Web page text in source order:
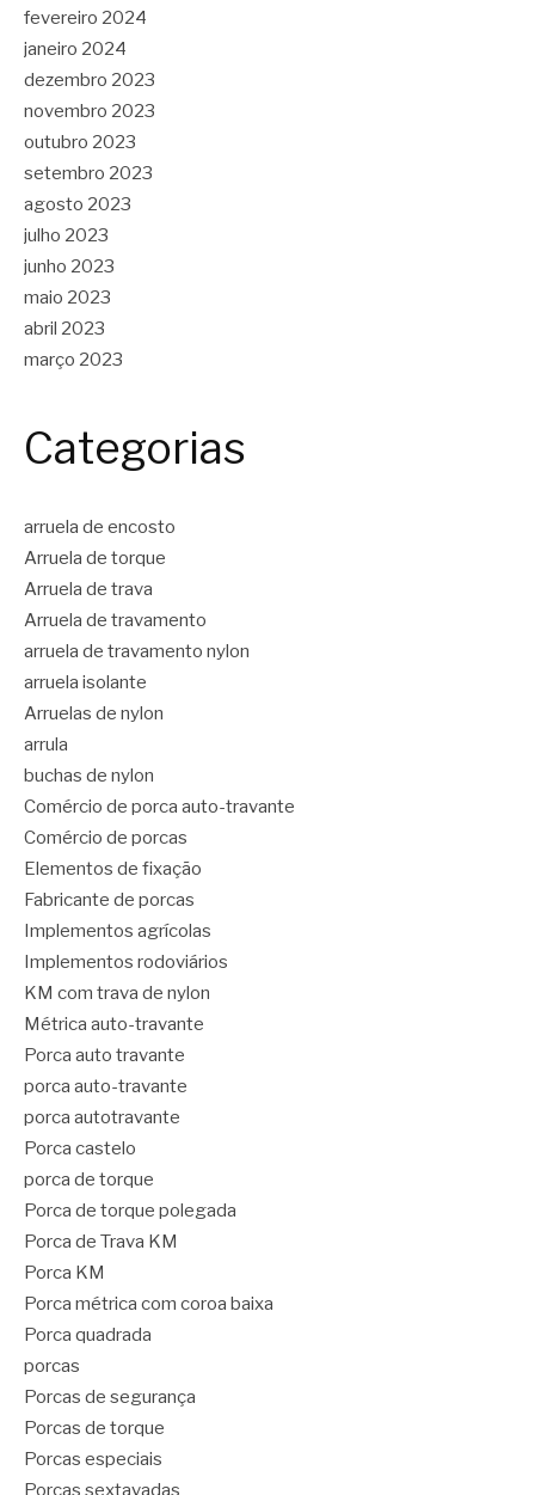
fevereiro 2024
janeiro 2024
dezembro 2023
novembro 2023
outubro 2023
setembro 2023
agosto 2023
julho 2023
junho 2023
maio 2023
abril 2023
março 2023
Categorias
arruela de encosto
Arruela de torque
Arruela de trava
Arruela de travamento
arruela de travamento nylon
arruela isolante
Arruelas de nylon
arrula
buchas de nylon
Comércio de porca auto-travante
Comércio de porcas
Elementos de fixação
Fabricante de porcas
Implementos agrícolas
Implementos rodoviários
KM com trava de nylon
Métrica auto-travante
Porca auto travante
porca auto-travante
porca autotravante
Porca castelo
porca de torque
Porca de torque polegada
Porca de Trava KM
Porca KM
Porca métrica com coroa baixa
Porca quadrada
porcas
Porcas de segurança
Porcas de torque
Porcas especiais
Porcas sextavadas